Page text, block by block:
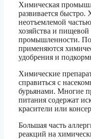
Химическая
развивается быстро.
неотъемлемой
хозяйства и пищевой
промышленности.
применяются
удобрения и
Химические
справиться с
бурьянами. Многие
питания содержат
красители или
Большая часть
реакций на